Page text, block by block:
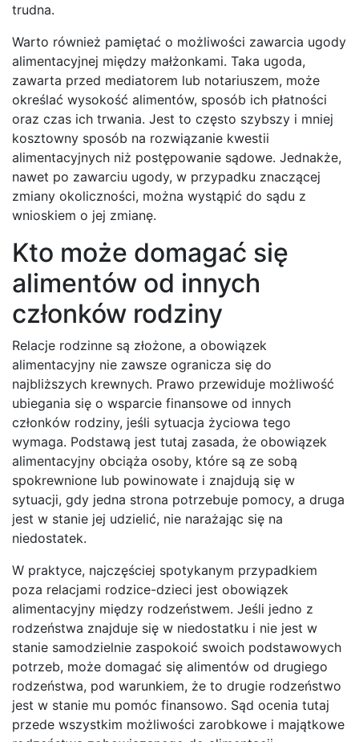
trudna.
Warto również pamiętać o możliwości zawarcia ugody
alimentacyjnej między małżonkami. Taka ugoda,
zawarta przed mediatorem lub notariuszem, może
określać wysokość alimentów, sposób ich płatności
oraz czas ich trwania. Jest to często szybszy i mniej
kosztowny sposób na rozwiązanie kwestii
alimentacyjnych niż postępowanie sądowe. Jednakże,
nawet po zawarciu ugody, w przypadku znaczącej
zmiany okoliczności, można wystąpić do sądu z
wnioskiem o jej zmianę.
Kto może domagać się
alimentów od innych
członków rodziny
Relacje rodzinne są złożone, a obowiązek
alimentacyjny nie zawsze ogranicza się do
najbliższych krewnych. Prawo przewiduje możliwość
ubiegania się o wsparcie finansowe od innych
członków rodziny, jeśli sytuacja życiowa tego
wymaga. Podstawą jest tutaj zasada, że obowiązek
alimentacyjny obciąża osoby, które są ze sobą
spokrewnione lub powinowate i znajdują się w
sytuacji, gdy jedna strona potrzebuje pomocy, a druga
jest w stanie jej udzielić, nie narażając się na
niedostatek.
W praktyce, najczęściej spotykanym przypadkiem
poza relacjami rodzice-dzieci jest obowiązek
alimentacyjny między rodzeństwem. Jeśli jedno z
rodzeństwa znajduje się w niedostatku i nie jest w
stanie samodzielnie zaspokoić swoich podstawowych
potrzeb, może domagać się alimentów od drugiego
rodzeństwa, pod warunkiem, że to drugie rodzeństwo
jest w stanie mu pomóc finansowo. Sąd ocenia tutaj
przede wszystkim możliwości zarobkowe i majątkowe